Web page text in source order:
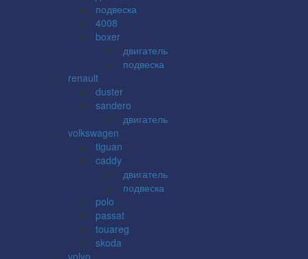
подвеска
4008
boxer
двигатель
подвеска
renault
duster
sandero
двигатель
volkswagen
tiguan
caddy
двигатель
подвеска
polo
passat
touareg
skoda
volvo